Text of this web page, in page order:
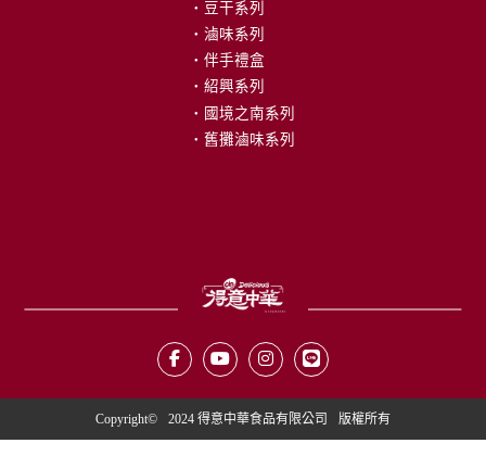
豆干系列
滷味系列
伴手禮盒
紹興系列
國境之南系列
舊攤滷味系列
Copyright© 2024 得意中華食品有限公司 版權所有